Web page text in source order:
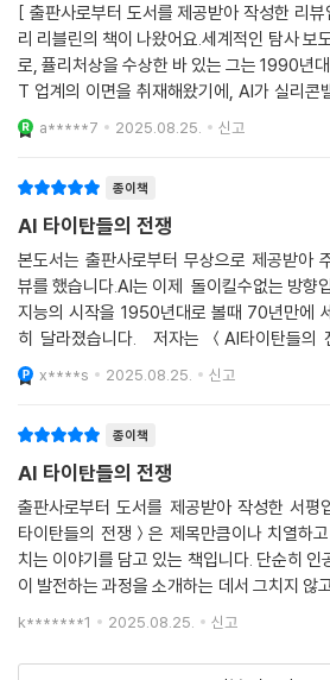
[ 출판사로부터 도서를 제공받아 작성한 리뷰
리 리블린의 책이 나왔어요.세계적인 탐사 보
로, 퓰리처상을 수상한 바 있는 그는 1990년
T 업계의 이면을 취재해왔기에, AI가 실리콘
어떤 의미가 있느냐를 주목했고, 실리콘밸리
타트업이므로, 이 책에서는 AI 시대의 스타트업
a*****7 2025.08.25. 신고
종이책
AI 타이탄들의 전쟁
본도서는 출판사로부터 무상으로 제공받아
뷰를 했습니다.AI는 이제 돌이킬수없는 방향
지능의 시작을 1950년대로 볼때 70년만에
히 달라졌습니다. 저자는 ＜AI타이탄들의
실리콘벨리를 바꿔가는 인문들을 소개하면
리, 스타트업, 거대기업들과 AI의 연관속에서
x****s 2025.08.25. 신고
종이책
AI 타이탄들의 전쟁
출판사로부터 도서를 제공받아 작성한 서평
타이탄들의 전쟁＞은 제목만큼이나 치열하
치는 이야기를 담고 있는 책입니다. 단순히 인
이 발전하는 과정을 소개하는 데서 그치지 않
얽히고설킨 권력 다툼과 전략 경쟁을 드러내
저자가 퓰리처상을 수상한 탐사 전문 기자
k*******1 2025.08.25. 신고